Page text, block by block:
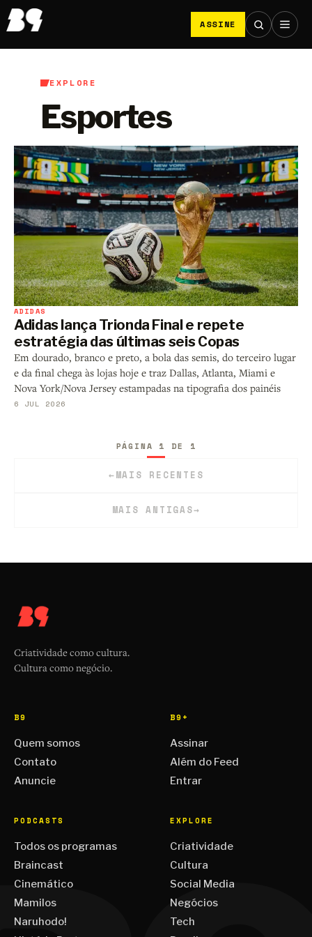
ASSINE
EXPLORE
Esportes
ADIDAS
Adidas lança Trionda Final e repete
estratégia das últimas seis Copas
Em dourado, branco e preto, a bola das semis, do terceiro lugar
e da final chega às lojas hoje e traz Dallas, Atlanta, Miami e
Nova York/Nova Jersey estampadas na tipografia dos painéis
6 JUL 2026
←MAIS RECENTES
PÁGINA 1 DE 1
MAIS ANTIGAS→
Criatividade como cultura.
Cultura como negócio.
B9
Quem somos
Contato
Anuncie
B9+
Assinar
Além do Feed
Entrar
PODCASTS
Todos os programas
Braincast
Cinemático
Mamilos
Naruhodo!
EXPLORE
Criatividade
Cultura
Social Media
Negócios
Tech